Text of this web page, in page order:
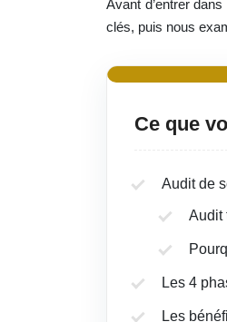
Avant d’entrer
clés, puis nous
Ce que
Audit de
Audit
Les 4
Les